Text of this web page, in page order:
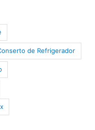
de Refrigerador